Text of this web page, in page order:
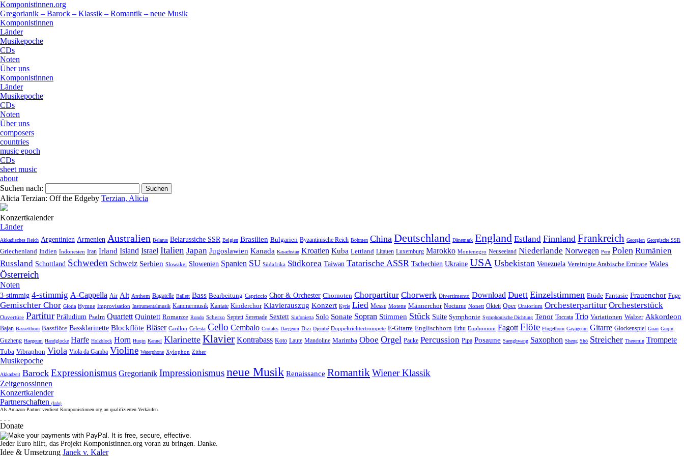
Komponistinnen.org
Gregorianik – Barock – Klassik – Romantik – neue Musik
Komponistinnen
Länder
Musikepoche
CDs
Noten
Über uns
Komponistinnen
Länder
Musikepoche
CDs
Noten
Über uns
composers
countries
music epoch
CDs
sheet music
about
Suchen nach:
Alicia Terzian: Off the Edgeby Terzian, Alicia
Konzertkalender
Länder
Akkadisches Reich Argentinien Armenien Australien Belarus Belarussiche SSR Belgien Brasilien Bulgarien Byzantinische Reich Böhmen China Deutschland Dänemark England Estland Finnland Frankreich Georgien Georgische SSR
Griechenland Indien Indonesien Iran Irland Island Israel Italien Japan Jugoslawien Kanada Kasachstan Kroatien Kuba Lettland Litauen Luxemburg Marokko Montenegro Neuseeland Niederlande Norwegen Peru Polen Rumänien
Russland Schottland Schweden Schweiz Serbien Slowakei Slowenien Spanien SU Südafrika Südkorea Taiwan Tatarische ASSR Tschechien Ukraine USA Usbekistan Venezuela Vereinigte Arabische Emirate Wales
Österreich
Noten
3-stimmig 4-stimmig A-Cappella Air Alt Anthem Bagatelle Ballett Bass Bearbeitung Capriccio Chor & Orchester Chornoten Chorpartitur Chorwerk Divertimento Download Duett Einzelstimmen Etüde Fantasie Frauenchor Fuge
Gemischter Chor Gloria Hymne Improvisation Instrumentalmusik Kammermusik Kantate Kinderchor Klavierauszug Konzert Kyrie Lied Messe Motette Männerchor Nocturne Nonett Oktett Oper Oratorium Orchesterpartitur Orchesterstück
Ouvertüre Partitur Präludium Psalm Quartett Quintett Romanze Rondo Scherzo Septett Serenade Sextett Sinfonietta Solo Sonate Sopran Stimmen Stück Suite Symphonie Symphonische Dichtung Tenor Toccata Trio Variationen Walzer Akkordeon
Bajan Bassetthorn Bassflöte Bassklarinette Blockflöte Bläser Carillon Celesta Cello Cembalo Crotales Daegeum Dizi Djembé Doppeltrichtertrompete E-Gitarre Englischhorn Erhu Euphonium Fagott Flöte Flügelhorn Gayageum Gitarre Glockenspiel Guan Guqin
Guzheng Haegeum Handglocke Harfe Holzblock Horn Huqin Kannel Klarinette Klavier Kontrabass Koto Laute Mandoline Marimba Oboe Orgel Pauke Percussion Pipa Posaune Saenghwang Saxophon Sheng Shō Streicher Theremin Trompete
Tuba Vibraphon Viola Viola da Gamba Violine Waterphone Xylophon Zither
Musikepoche
Akkadzeit Barock Expressionismus Gregorianik Impressionismusneue Musik Renaissance RomantikWiener Klassik
Zeitgenossinnen
Konzertkalender
Partnerschaften (Info)
Als Amazon-Partner verdient Komponistinnen.org an qualifizierten Verkäufen.
Donate
Jeder Euro hilft, das Projekt Komponistinnen.org voran zu bringen. Danke.
Idee & Umsetzung Janek v. Kaler